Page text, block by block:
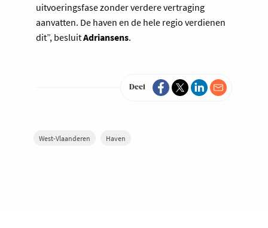
uitvoeringsfase zonder verdere vertraging
aanvatten. De haven en de hele regio verdienen
dit”, besluitAdriansens.
Deel
West-Vlaanderen Haven